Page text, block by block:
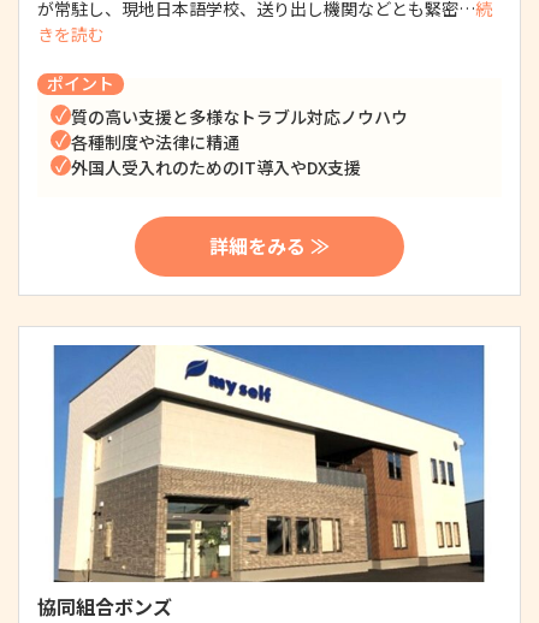
が常駐し、現地日本語学校、送り出し機関などとも緊密…続
きを読む
ポイント
質の高い支援と多様なトラブル対応ノウハウ
各種制度や法律に精通
外国人受入れのためのIT導入やDX支援
詳細をみる ≫
協同組合ボンズ